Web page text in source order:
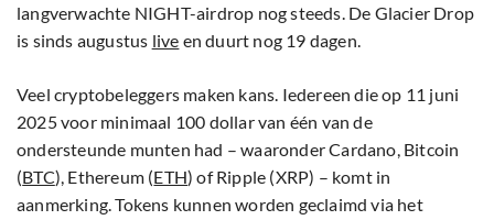
langverwachte NIGHT-airdrop nog steeds. De Glacier Drop
is sinds augustus live en duurt nog 19 dagen.
Veel cryptobeleggers maken kans. Iedereen die op 11 juni
2025 voor minimaal 100 dollar van één van de
ondersteunde munten had – waaronder Cardano, Bitcoin
(BTC), Ethereum (ETH) of Ripple (XRP) – komt in
aanmerking. Tokens kunnen worden geclaimd via het